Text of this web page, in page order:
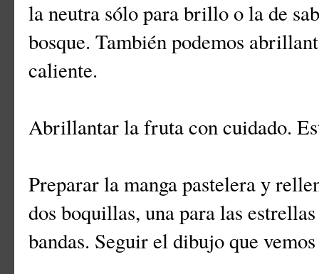
la neutra sólo para brillo o la de
bosque. También podemos
caliente.
Abrillantar la fruta con cuidado.
Preparar la manga pastelera y
dos boquillas, una para las
bandas. Seguir el dibujo que